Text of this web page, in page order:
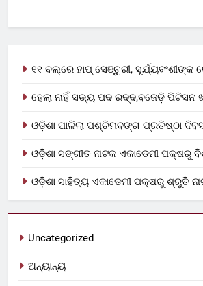
୧୧ ବଲ୍‌ରେ ହାପ୍ ସେଞ୍ଚୁରୀ, ସୂର୍ଯ୍ୟବଂଶୀଙ୍କ
ହେଲା ନାହିଁ ସଭ୍ୟ ପଦ ରଦ୍ଦ,ବଜେଡ଼ି ପିଟିସନ
ଓଡ଼ିଶା ପାଳିଲା ପଶ୍ଚିମବଙ୍ଗ ପ୍ରତିଷ୍ଠା
ଓଡ଼ିଶା ସଙ୍ଗୀତ ନାଟକ ଏକାଡେମୀ ପକ୍ଷରୁ
ଓଡ଼ିଶା ସାହିତ୍ୟ ଏକାଡେମୀ ପକ୍ଷରୁ ଶ୍ରୁତି
Uncategorized
ଅନ୍ୟାନ୍ୟ